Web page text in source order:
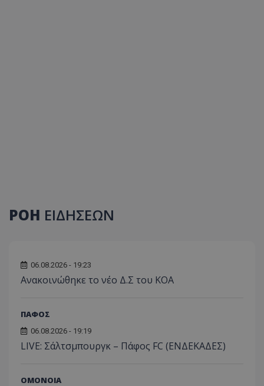
ΡΟΗ ΕΙΔΗΣΕΩΝ
06.08.2026 - 19:23
Aνακοινώθηκε το νέο Δ.Σ του ΚΟΑ
ΠΑΦΟΣ
06.08.2026 - 19:19
LIVE: Σάλτσμπουργκ – Πάφος FC (ΕΝΔΕΚΑΔΕΣ)
ΟΜΟΝΟΙΑ